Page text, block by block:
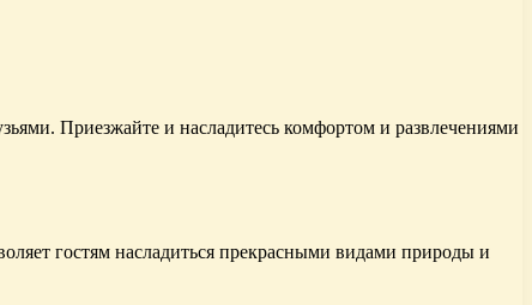
Приезжайте и насладитесь комфортом и развлечениями
гостям насладиться прекрасными видами природы и